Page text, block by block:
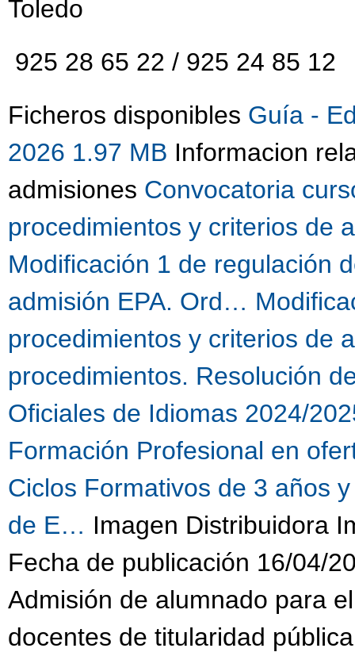
Toledo
925 28 65 22 / 925 24 85 12
Ficheros disponibles Guía -
2026 1.97 MB Informacion
admisiones Convocatoria
procedimientos y criterios de
Modificación 1 de regulación
admisión EPA. Ord…
procedimientos y criterios de
procedimientos. Resolución
Oficiales de Idiomas 2024/
Formación Profesional en
Ciclos Formativos de 3 años
de E… Imagen Distribuidora
Fecha de publicación 16/04/
Admisión de alumnado para
docentes de titularidad